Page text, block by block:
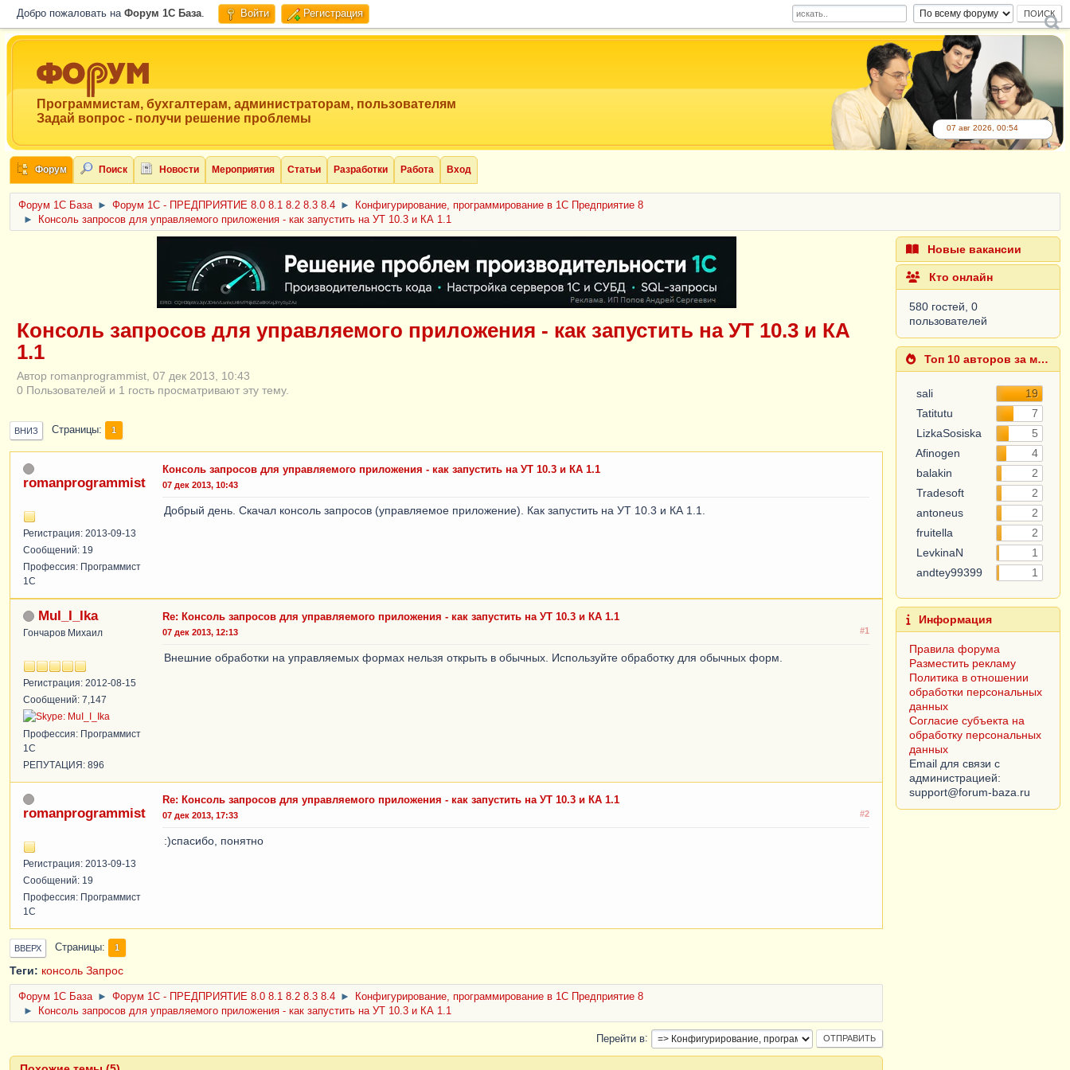
Добро пожаловать на Форум 1C База. Войти Регистрация
Программистам, бухгалтерам, администраторам, пользователям
Задай вопрос - получи решение проблемы
07 авг 2026, 00:54
Форум Поиск Новости Мероприятия Статьи Разработки Работа Вход
Форум 1C База ► Форум 1С - ПРЕДПРИЯТИЕ 8.0 8.1 8.2 8.3 8.4 ►
Конфигурирование, программирование в 1С Предприятие 8
►
Консоль запросов для управляемого приложения - как запустить на УТ 10.3 и КА 1.1
ERID: CQH36pWzJqVJD4xVLsnhcU4hVPNjkBZe8KKxjJiYySyZAz
Консоль запросов для управляемого приложения - как запустить на УТ 10.3 и КА
1.1
Автор romanprogrammist, 07 дек 2013, 10:43
0 Пользователей и 1 гость просматривают эту тему.
ВНИЗ Страницы 1
romanprogrammist
Регистрация: 2013-09-13
Сообщений: 19
Профессия: Программист
1С
Консоль запросов для управляемого приложения - как запустить на УТ 10.3 и КА 1.1
07 дек 2013, 10:43
Добрый день. Скачал консоль запросов (управляемое приложение). Как запустить на УТ 10.3 и КА 1.1.
MuI_I_Ika
Гончаров Михаил
Регистрация: 2012-08-15
Сообщений: 7,147
Профессия: Программист
1С
РЕПУТАЦИЯ: 896
Re: Консоль запросов для управляемого приложения - как запустить на УТ 10.3 и КА 1.1
#1
07 дек 2013, 12:13
Внешние обработки на управляемых формах нельзя открыть в обычных. Используйте обработку для обычных форм.
romanprogrammist
Регистрация: 2013-09-13
Сообщений: 19
Профессия: Программист
1С
Re: Консоль запросов для управляемого приложения - как запустить на УТ 10.3 и КА 1.1
#2
07 дек 2013, 17:33
:)спасибо, понятно
ВВЕРХ Страницы 1
Теги: консоль Запрос
Форум 1C База ► Форум 1С - ПРЕДПРИЯТИЕ 8.0 8.1 8.2 8.3 8.4 ►
Конфигурирование, программирование в 1С Предприятие 8
►
Консоль запросов для управляемого приложения - как запустить на УТ 10.3 и КА 1.1
Перейти в
Новые вакансии
Кто онлайн
580 гостей, 0
пользователей
Топ 10 авторов за месяц
sali
19
Tatitutu
7
LizkaSosiska
5
Afinogen
4
balakin
2
Tradesoft
2
antoneus
2
fruitella
2
LevkinaN
1
andtey99399
Информация
Правила форума
Разместить рекламу
Политика в отношении
обработки персональных
данных
Согласие субъекта на
обработку персональных
данных
Email для связи с
администрацией: